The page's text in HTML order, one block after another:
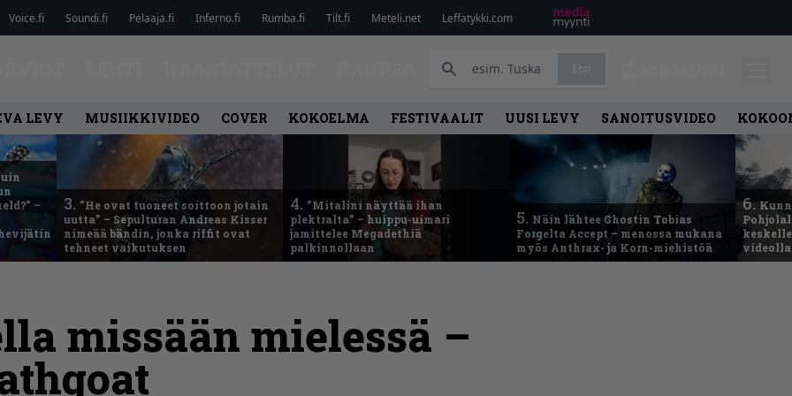
Voice.fi Soundi.fi Pelaaja.fi Inferno.fi Rumba.fi Tilt.fi Meteli.net Leffatykki.com
LEVY MUSIIKKIVIDEO COVER KOKOELMA FESTIVAALIT UUSI LEVY SANOITUSVIDEO
–
3. ”He ovat tuoneet soittoon jotain
uutta” – Sepulturan Andreas Kisser
nimeää bändin, jonka riffit ovat
tehneet vaikutuksen
4. ”Mitalini näyttää ihan
plektralta” – huippu-uimari
jamittelee Megadethiä
palkinnollaan
5. Näin lähtee Ghostin Tobias
Forgelta Accept – menossa mukana
myös Anthrax- ja Korn-miehistöä
6.
missään mielessä –